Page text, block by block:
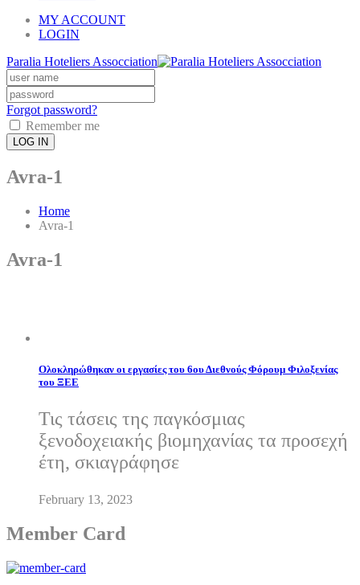
MY ACCOUNT
LOGIN
Paralia Hoteliers Assocciation
Forgot password?
Remember me
LOG IN
Avra-1
Home
Avra-1
Avra-1
Ολοκληρώθηκαν οι εργασίες του 6ου Διεθνούς Φόρουμ Φιλοξενίας
του ΞΕΕ
Τις τάσεις της παγκόσμιας
ξενοδοχειακής βιομηχανίας τα προσεχή
έτη, σκιαγράφησε
February 13, 2023
Member Card